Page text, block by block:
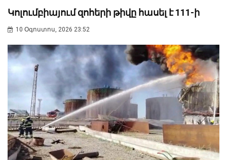
Կոլումբիայում զոհերի թիվը հասել է 111-ի
10 Օգոստոս, 2026 23:52